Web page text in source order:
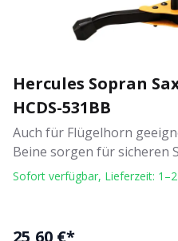
Hercules Sopran
HCDS-531BB
Auch für Flügelhorn
Beine sorgen für sicheren
Sofort verfügbar, Lieferzeit:
25,60 €*